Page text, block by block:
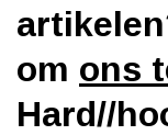
om ons
Hard//